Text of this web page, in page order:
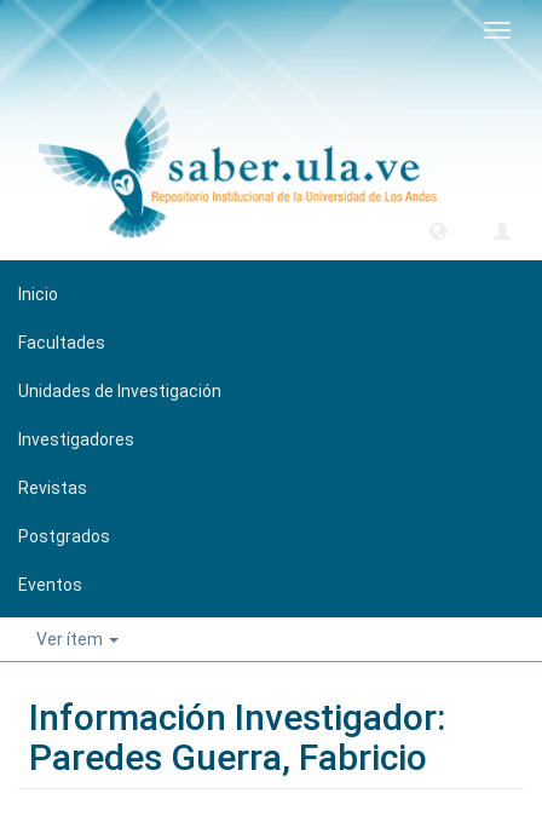
Inicio
Facultades
Unidades de Investigación
Investigadores
Revistas
Postgrados
Eventos
Ver ítem
Información Investigador:
Paredes Guerra, Fabricio